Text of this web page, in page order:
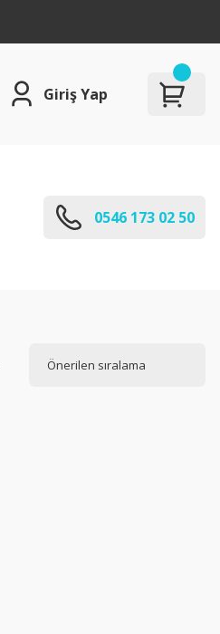
Giriş Yap
0546 173 02 50